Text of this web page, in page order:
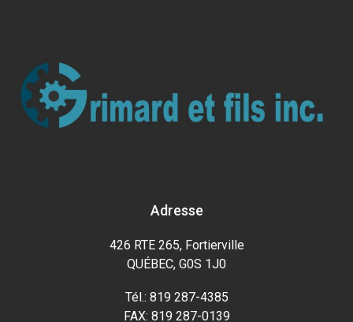
Adresse
426 RTE 265, Fortierville
QUÉBEC, G0S 1J0
Tél.: 819 287-4385
FAX: 819 287-0139